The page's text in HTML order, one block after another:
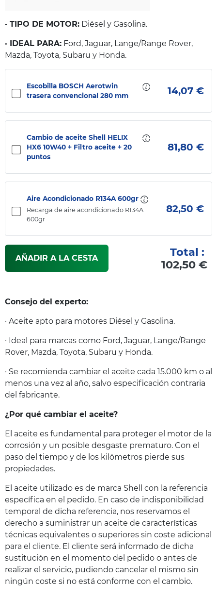
· TIPO DE MOTOR: Diésel y Gasolina.
· IDEAL PARA: Ford, Jaguar, Lange/Range Rover,
Mazda, Toyota, Subaru y Honda.
Escobilla BOSCH Aerotwin
trasera convencional 280 mm
14,07 €
Cambio de aceite Shell HELIX
HX6 10W40 + Filtro aceite + 20
puntos
81,80 €
Aire Acondicionado R134A 600gr
Recarga de aire acondicionado R134A
600gr
82,50 €
AÑADIR A LA CESTA
Total :
102,50 €
Consejo del experto:
· Aceite apto para motores Diésel y Gasolina.
· Ideal para marcas como Ford, Jaguar, Lange/Range
Rover, Mazda, Toyota, Subaru y Honda.
· Se recomienda cambiar el aceite cada 15.000 km o al
menos una vez al año, salvo especificación contraria
del fabricante.
¿Por qué cambiar el aceite?
El aceite es fundamental para proteger el motor de la
corrosión y un posible desgaste prematuro. Con el
paso del tiempo y de los kilómetros pierde sus
propiedades.
El aceite utilizado es de marca Shell con la referencia
específica en el pedido. En caso de indisponibilidad
temporal de dicha referencia, nos reservamos el
derecho a suministrar un aceite de características
técnicas equivalentes o superiores sin coste adicional
para el cliente. El cliente será informado de dicha
sustitución en el momento del pedido o antes de
realizar el servicio, pudiendo cancelar el mismo sin
ningún coste si no está conforme con el cambio.